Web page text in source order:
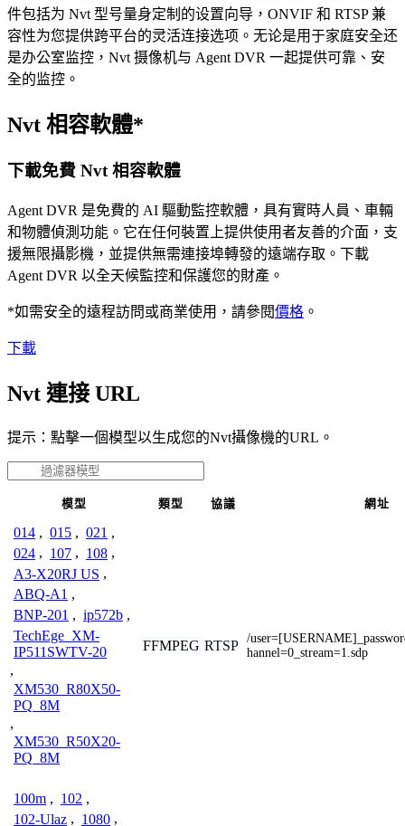
件包括为 Nvt 型号量身定制的设置向导，ONVIF 和 RTSP 兼
容性为您提供跨平台的灵活连接选项。无论是用于家庭安全还
是办公室监控，Nvt 摄像机与 Agent DVR 一起提供可靠、安
全的监控。
Nvt 相容軟體*
下載免費 Nvt 相容軟體
Agent DVR 是免費的 AI 驅動監控軟體，具有實時人員、車輛
和物體偵測功能。它在任何裝置上提供使用者友善的介面，支
援無限攝影機，並提供無需連接埠轉發的遠端存取。下載
Agent DVR 以全天候監控和保護您的財產。
*如需安全的遠程訪問或商業使用，請參閱價格 。
下載
Nvt 連接 URL
提示：點擊一個模型以生成您的Nvt攝像機的URL。
模型 類型 協議 網址
014 , 015 , 021 ,
024 , 107 , 108 ,
A3-X20RJ US ,
ABQ-A1 ,
BNP-201 , ip572b ,
TechEge_XM-
IP511SWTV-20
,
XM530_R80X50-
PQ_8M
,
XM530_R50X20-
PQ_8M
FFMPEG RTSP /
hannel=0_stream=1.sdp
100m , 102 ,
102-Ulaz , 1080 ,